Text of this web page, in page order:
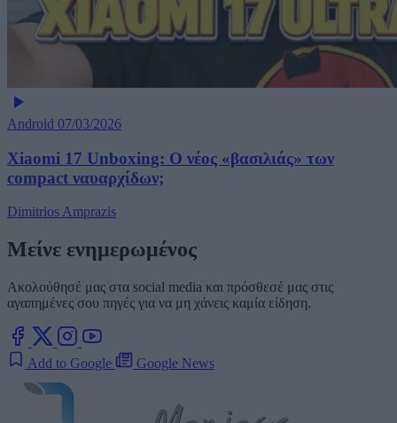
Android 07/03/2026
Xiaomi 17 Unboxing: Ο νέος «βασιλιάς» των
compact ναυαρχίδων;
Dimitrios Amprazis
Μείνε ενημερωμένος
Ακολούθησέ μας στα social media και πρόσθεσέ μας στις
αγαπημένες σου πηγές για να μη χάνεις καμία είδηση.
Add to Google Google News